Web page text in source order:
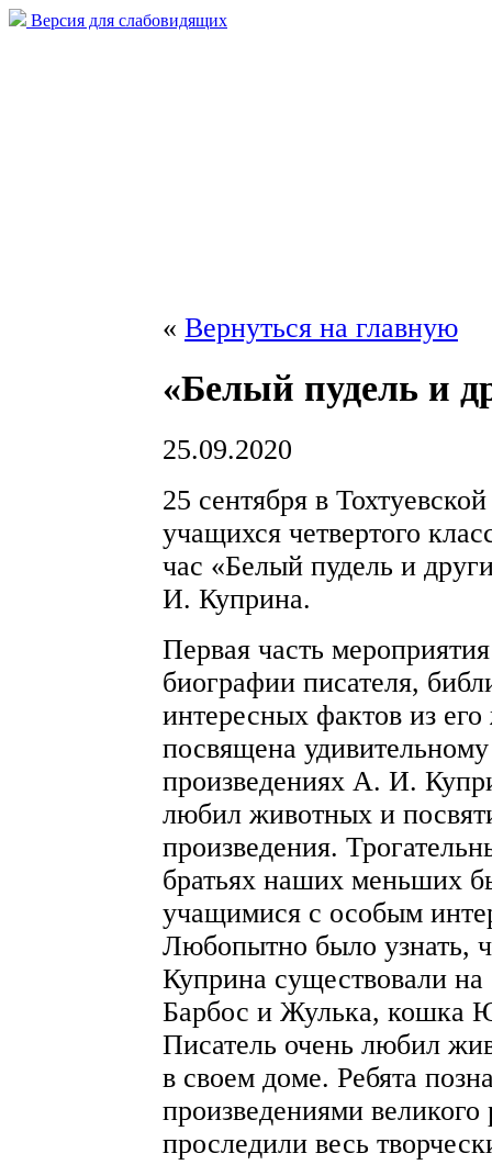
Версия для слабовидящих
« Вернуться на главную
«Белый пудель и
25.09.2020
25 сентября в
учащихся четвертого
час «Белый пудель и
И. Куприна.
Первая часть
биографии писателя,
интересных фактов из
посвящена
произведениях А. И.
любил животных и
произведения.
братьях наших меньших
учащимися с особым
Любопытно было узнать,
Куприна существовали
Барбос и Жулька, кошка
Писатель очень любил
в своем доме. Ребята
произведениями великого
проследили весь